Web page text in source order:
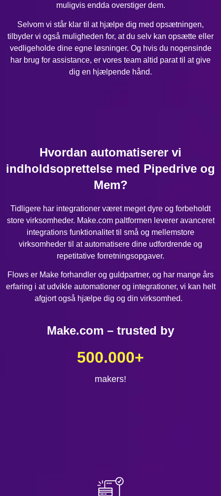
muligvis endda overstiger dem.
Selvom vi står klar til at hjælpe dig med opsætningen,
tilbyder vi også muligheden for, at du selv kan opsætte eller
vedligeholde dine egne løsninger. Og hvis du nogensinde
har brug for assistance, er vores team altid parat til at give
dig en hjælpende hånd.
Hvordan automatiserer vi
indholdsoprettelse med Pipedrive og
Mem?
Tidligere har integrationer været meget dyre og forbeholdt
store virksomheder. Make.com paltformen leverer avanceret
integrations funktionalitet til små og mellemstore
virksomheder til at automatisere dine udfordrende og
repetitative forretningsopgaver.
Flows er Make forhandler og guldpartner, og har mange års
erfaring i at udvikle automationer og integrationer, vi kan helt
afgjort også hjælpe dig og din virksomhed.
Make.com – trusted by
makers!
500.000+